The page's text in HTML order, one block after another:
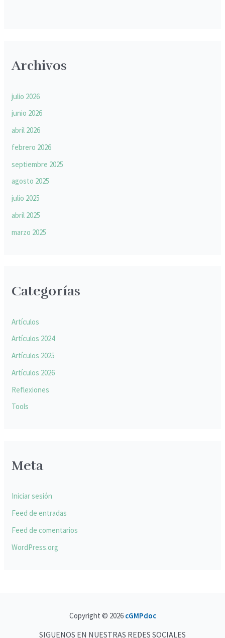
Archivos
julio 2026
junio 2026
abril 2026
febrero 2026
septiembre 2025
agosto 2025
julio 2025
abril 2025
marzo 2025
Categorías
Artículos
Artículos 2024
Artículos 2025
Artículos 2026
Reflexiones
Tools
Meta
Iniciar sesión
Feed de entradas
Feed de comentarios
WordPress.org
Copyright © 2026 cGMPdoc
SIGUENOS EN NUESTRAS REDES SOCIALES